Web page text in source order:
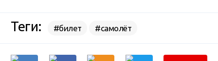
Теги: #билет #самолёт